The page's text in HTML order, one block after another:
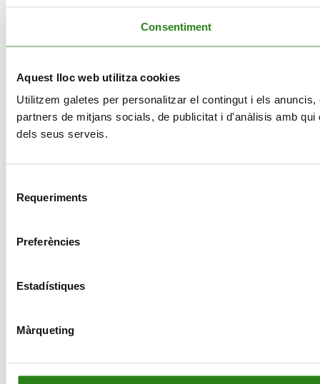
Consentiment
Aquest lloc web utilitza cookies
Utilitzem galetes per personalitzar el contingut i els
partners de mitjans socials, de publicitat i d'anàlisis amb
dels seus serveis.
Requeriments
Preferències
Estadístiques
Màrqueting